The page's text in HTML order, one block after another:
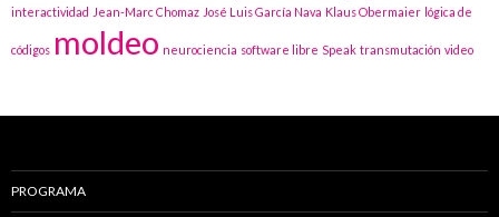
interactividad Jean-Marc Chomaz José Luis García Nava Klaus Obermaier lógica de
códigos moldeo neurociencia software libre Speak transmutación video
PROGRAMA